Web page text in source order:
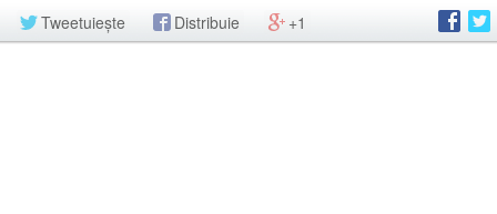
Tweetuiește Distribuie +1